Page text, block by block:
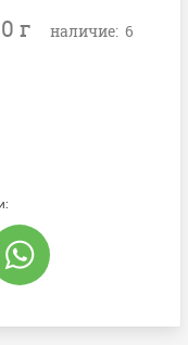
г наличие: 6